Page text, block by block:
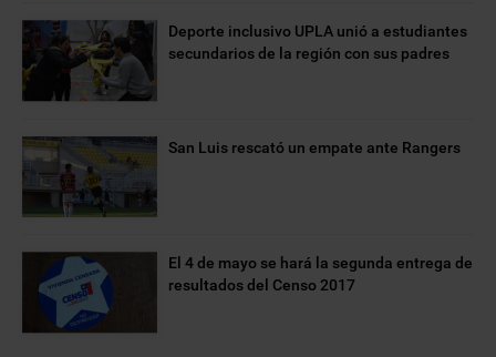
Deporte inclusivo UPLA unió a estudiantes
secundarios de la región con sus padres
San Luis rescató un empate ante Rangers
El 4 de mayo se hará la segunda entrega de
resultados del Censo 2017